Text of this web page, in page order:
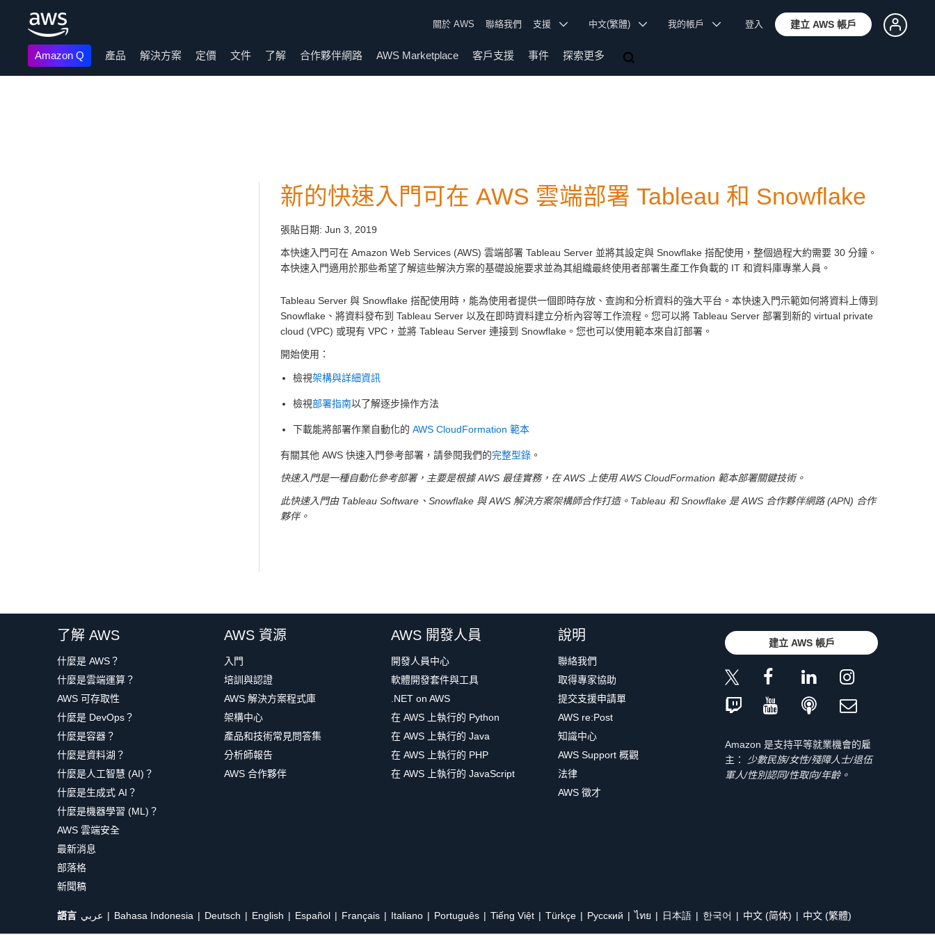
關於 AWS 聯絡我們 支援 中文(繁體) 我的帳戶 登入 建立 AWS 帳戶
Amazon Q 產品 解決方案 定價 文件 了解 合作夥伴網路 AWS Marketplace 客戶支援 事件 探索更多
新的快速入門可在 AWS 雲端部署 Tableau 和 Snowflake
張貼日期: Jun 3, 2019
本快速入門可在 Amazon Web Services (AWS) 雲端部署 Tableau Server 並將其設定與 Snowflake 搭配使用，整個過程大約需要 30 分鐘。
本快速入門適用於那些希望了解這些解決方案的基礎設施要求並為其組織最終使用者部署生產工作負載的 IT 和資料庫專業人員。
Tableau Server 與 Snowflake 搭配使用時，能為使用者提供一個即時存放、查詢和分析資料的強大平台。本快速入門示範如何將資料上傳到
Snowflake、將資料發布到 Tableau Server 以及在即時資料建立分析內容等工作流程。您可以將 Tableau Server 部署到新的 virtual private
cloud (VPC) 或現有 VPC，並將 Tableau Server 連接到 Snowflake。您也可以使用範本來自訂部署。
開始使用：
檢視架構與詳細資訊
檢視部署指南以了解逐步操作方法
下載能將部署作業自動化的 AWS CloudFormation 範本
有關其他 AWS 快速入門參考部署，請參閱我們的完整型錄 。
快速入門是一種自動化參考部署，主要是根據 AWS 最佳實務，在 AWS 上使用 AWS CloudFormation 範本部署關鍵技術。
此快速入門由 Tableau Software、Snowflake 與 AWS 解決方案架構師合作打造。Tableau 和 Snowflake 是 AWS 合作夥伴網路 (APN) 合作
夥伴。
了解 AWS
什麼是 AWS？
什麼是雲端運算？
AWS 可存取性
什麼是 DevOps？
什麼是容器？
什麼是資料湖？
什麼是人工智慧 (AI)？
什麼是生成式 AI？
什麼是機器學習 (ML)？
AWS 雲端安全
最新消息
部落格
新聞稿
AWS 資源
入門
培訓與認證
AWS 解決方案程式庫
架構中心
產品和技術常見問答集
分析師報告
AWS 合作夥伴
AWS 開發人員
開發人員中心
軟體開發套件與工具
.NET on AWS
在 AWS 上執行的 Python
在 AWS 上執行的 Java
在 AWS 上執行的 PHP
在 AWS 上執行的 JavaScript
說明
聯絡我們
取得專家協助
提交支援申請單
AWS re:Post
知識中心
AWS Support 概觀
法律
AWS 徵才
建立 AWS 帳戶
Amazon 是支持平等就業機會的雇
主：
少數民族/女性/殘障人士/退伍
軍人/性別認同/性取向/年齡。
語言 عربي Bahasa Indonesia Deutsch English Español Français Italiano Português Tiếng Việt Türkçe Ρусский ไทย 日本語 한국어 中文 (简体) 中文 (繁體)